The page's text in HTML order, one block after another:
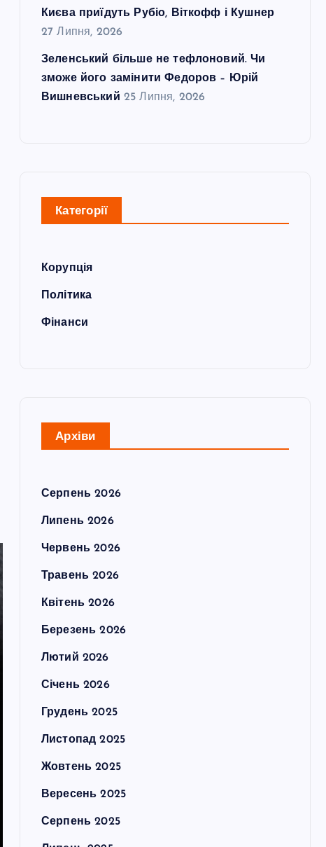
Києва приїдуть Рубіо, Віткофф і Кушнер
27 Липня, 2026
Зеленський більше не тефлоновий. Чи
зможе його замінити Федоров – Юрій
Вишневський 25 Липня, 2026
Категорії
Корупція
Політика
Фінанси
Архіви
Серпень 2026
Липень 2026
Червень 2026
Травень 2026
Квітень 2026
Березень 2026
Лютий 2026
Січень 2026
Грудень 2025
Листопад 2025
Жовтень 2025
Вересень 2025
Серпень 2025